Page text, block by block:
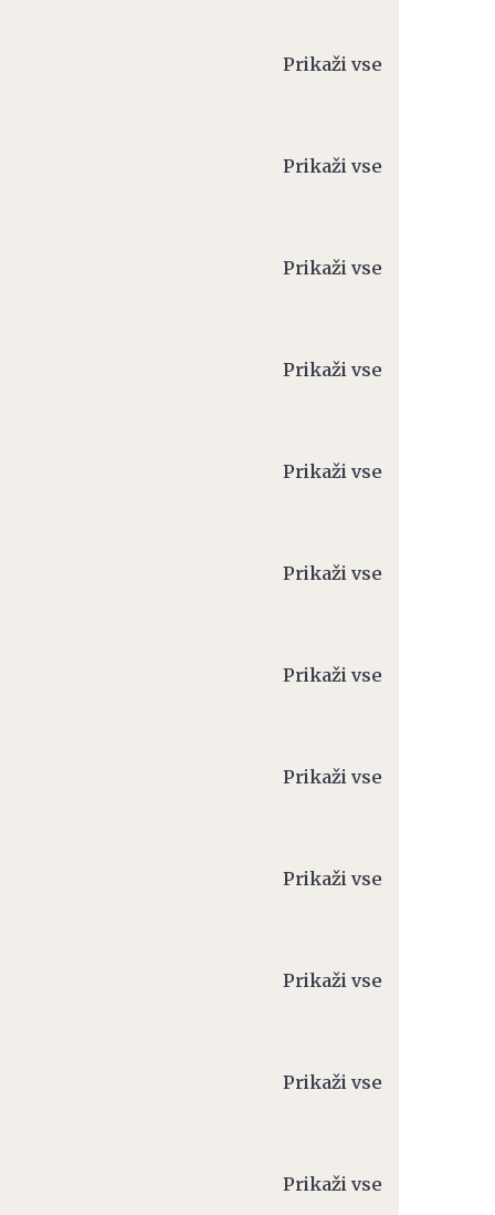
Prikaži vse
Prikaži vse
Prikaži vse
Prikaži vse
Prikaži vse
Prikaži vse
Prikaži vse
Prikaži vse
Prikaži vse
Prikaži vse
Prikaži vse
Prikaži vse